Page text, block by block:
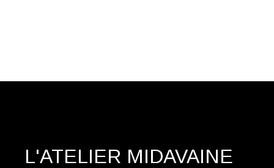
L'ATELIER MIDAVAINE